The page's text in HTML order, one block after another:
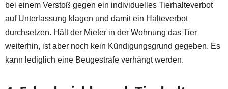
bei einem Verstoß gegen ein individuelles Tierhalteverbot
auf Unterlassung klagen und damit ein Halteverbot
durchsetzen. Hält der Mieter in der Wohnung das Tier
weiterhin, ist aber noch kein Kündigungsgrund gegeben. Es
kann lediglich eine Beugestrafe verhängt werden.